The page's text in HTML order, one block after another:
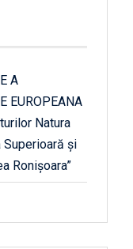
A
EUROPEANA
Natura
și
Ronișoara”